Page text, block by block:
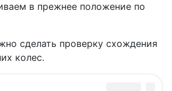
в прежнее положение по
сделать проверку схождения
колес.